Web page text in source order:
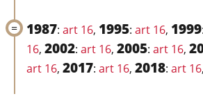
1987: art 16, 1995: art 16, 1999:
16, 2002: art 16, 2005: art 16,
art 16, 2017: art 16, 2018: art 16,